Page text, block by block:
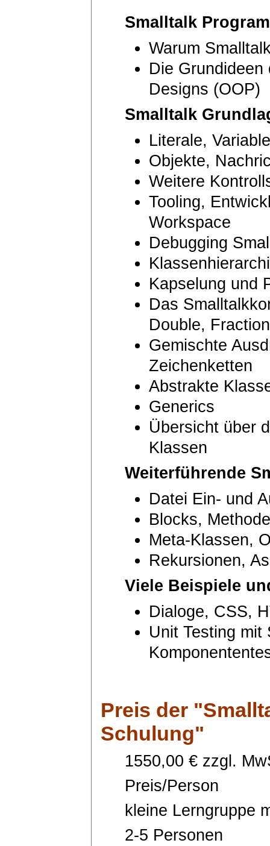
Smalltalk
Warum
Die
Designs (OOP)
Smalltalk
Literale,
Objekte,
Weitere
Tooling,
Workspace
Debugging
Kapselung und
Das
Double, Fraction
Gemischte
Zeichenketten
Abstrakte
Generics
Übersicht über
Klassen
Weiterführende
Datei Ein- und
Blocks,
Meta-Klassen,
Rekursionen,
Viele Beispiele
Dialoge, CSS,
Unit Testing mit
Preis der
Schulung"
1550,00 € zzgl.
Preis/Person
kleine Lerngruppe
2-5 Personen